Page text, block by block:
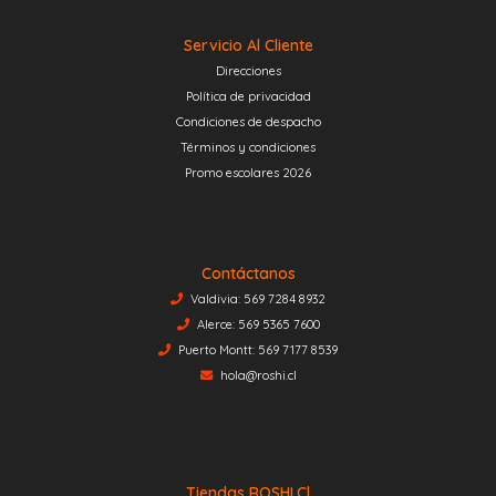
Servicio Al Cliente
Direcciones
Política de privacidad
Condiciones de despacho
Términos y condiciones
Promo escolares 2026
Contáctanos
Valdivia: 569 7284 8932
Alerce: 569 5365 7600
Puerto Montt: 569 7177 8539
hola@roshi.cl